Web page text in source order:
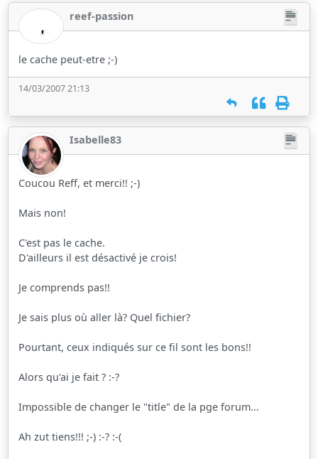
reef-passion
le cache peut-etre ;-)
14/03/2007 21:13
Isabelle83
Coucou Reff, et merci!! ;-)
Mais non!
C'est pas le cache.
D'ailleurs il est désactivé je crois!
Je comprends pas!!
Je sais plus où aller là? Quel fichier?
Pourtant, ceux indiqués sur ce fil sont les bons!!
Alors qu'ai je fait ? :-?
Impossible de changer le "title" de la pge forum...
Ah zut tiens!!! ;-) :-? :-(